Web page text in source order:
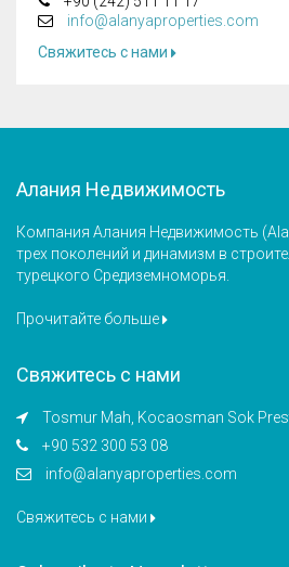
info@alanyaproperties.com
Свяжитесь с нами
Алания Недвижимость
Компания Алания Недвижимость
трех поколений и динамизм в
турецкого Средиземноморья.
Прочитайте больше
Свяжитесь с нами
Tosmur Mah, Kocaosman Sok
+90 532 300 53 08
info@alanyaproperties.com
Свяжитесь с нами